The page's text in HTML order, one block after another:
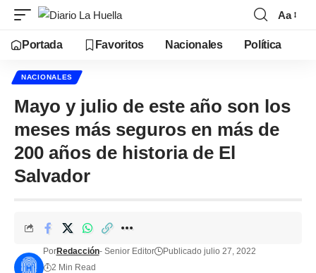
Aa
Portada Favoritos Nacionales Política
NACIONALES
Mayo y julio de este año son los
meses más seguros en más de
200 años de historia de El
Salvador
PorRedacción- Senior Editor
Publicado julio 27, 2022
2 Min Read